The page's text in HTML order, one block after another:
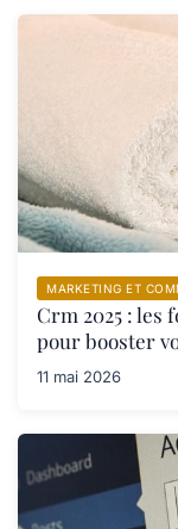
MARKETING ET
Crm 2025 : les
pour booster
11 mai 2026